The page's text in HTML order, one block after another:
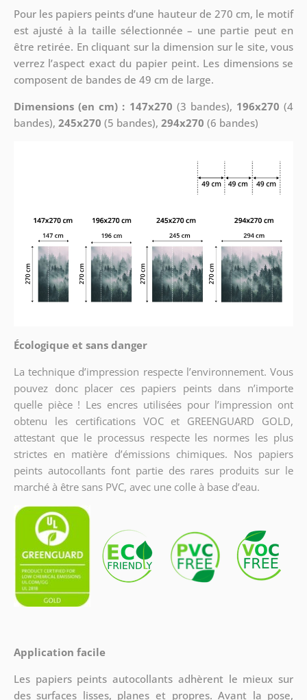
Pour les papiers peints d’une hauteur de 270 cm, le motif
est ajusté à la taille sélectionnée – une partie peut en
être retirée. En cliquant sur la dimension sur le site, vous
verrez l’aspect exact du papier peint. Les dimensions se
composent de bandes de 49 cm de large.
Dimensions (en cm) : 147x270 (3 bandes), 196x270 (4
bandes), 245x270 (5 bandes), 294x270 (6 bandes)
Écologique et sans danger
La technique d’impression respecte l’environnement. Vous
pouvez donc placer ces papiers peints dans n’importe
quelle pièce ! Les encres utilisées pour l’impression ont
obtenu les certifications VOC et GREENGUARD GOLD,
attestant que le processus respecte les normes les plus
strictes en matière d’émissions chimiques. Nos papiers
peints autocollants font partie des rares produits sur le
marché à être sans PVC, avec une colle à base d’eau.
Application facile
Les papiers peints autocollants adhèrent le mieux sur
des surfaces lisses, planes et propres. Avant la pose,